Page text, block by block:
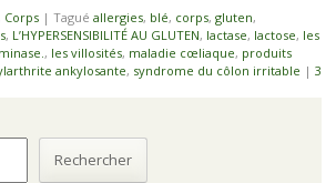
Corps | Tagué allergies, blé, corps, gluten,
, L’HYPERSENSIBILITÉ AU GLUTEN, lactase, lactose, les
, les villosités, maladie cœliaque, produits
ankylosante, syndrome du côlon irritable | 3
Rechercher